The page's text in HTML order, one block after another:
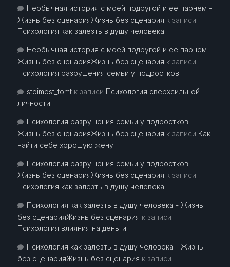
Необычная история с моей подругой и ее парнем -
Жизнь без сценарияЖизнь без сценария к записи
Психология как залезть в душу человека
Необычная история с моей подругой и ее парнем -
Жизнь без сценарияЖизнь без сценария к записи
Психология разрушения семьи у подростков
stoimost_tomtк записи Психология сверхсильной
личности
Психология разрушения семьи у подростков -
Жизнь без сценарияЖизнь без сценария к записи Как
найти себе хорошую жену
Психология разрушения семьи у подростков -
Жизнь без сценарияЖизнь без сценария к записи
Психология как залезть в душу человека
Психология как залезть в душу человека - Жизнь
без сценарияЖизнь без сценария к записи
Психология влияния на деньги
Психология как залезть в душу человека - Жизнь
без сценарияЖизнь без сценария к записи